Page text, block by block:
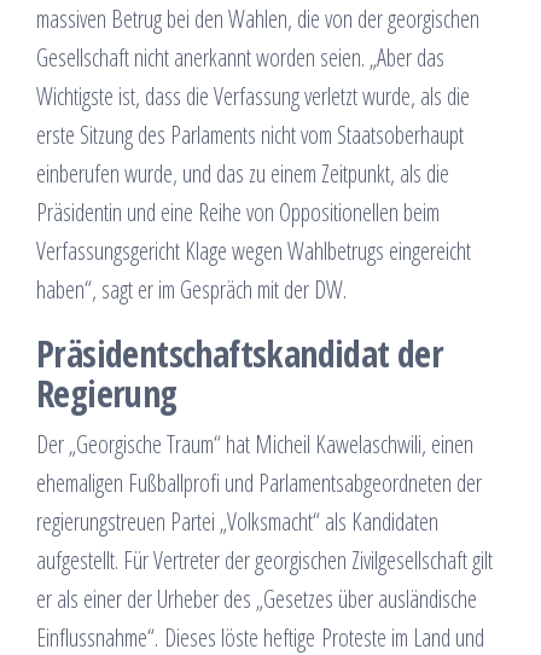
massiven Betrug bei den Wahlen, die von der georgischen
Gesellschaft nicht anerkannt worden seien. „Aber das
Wichtigste ist, dass die Verfassung verletzt wurde, als die
erste Sitzung des Parlaments nicht vom Staatsoberhaupt
einberufen wurde, und das zu einem Zeitpunkt, als die
Präsidentin und eine Reihe von Oppositionellen beim
Verfassungsgericht Klage wegen Wahlbetrugs eingereicht
haben“, sagt er im Gespräch mit der DW.
Präsidentschaftskandidat der
Regierung
Der „Georgische Traum“ hat Micheil Kawelaschwili, einen
ehemaligen Fußballprofi und Parlamentsabgeordneten der
regierungstreuen Partei „Volksmacht“ als Kandidaten
aufgestellt. Für Vertreter der georgischen Zivilgesellschaft gilt
er als einer der Urheber des „Gesetzes über ausländische
Einflussnahme“. Dieses löste heftige Proteste im Land und